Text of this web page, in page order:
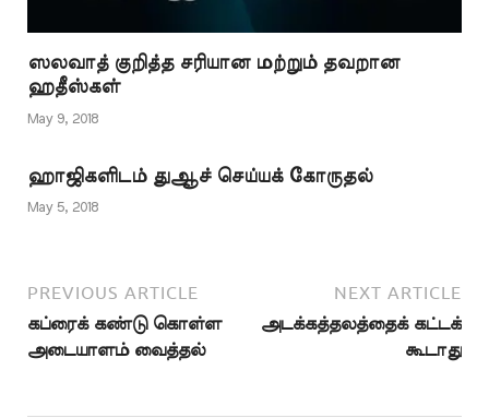
ஸலவாத் குறித்த சரியான மற்றும் தவறான
ஹதீஸ்கள்
May 9, 2018
ஹாஜிகளிடம் துஆச் செய்யக் கோருதல்
May 5, 2018
PREVIOUS ARTICLE
கப்ரைக் கண்டு கொள்ள
அடையாளம் வைத்தல்
NEXT ARTICLE
அடக்கத்தலத்தைக் கட்டக்
கூடாது